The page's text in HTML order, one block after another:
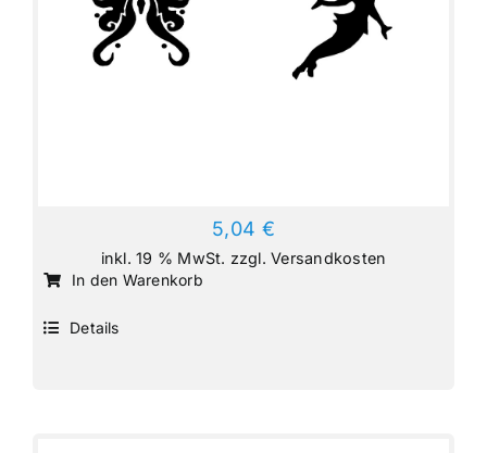
5,04 €
inkl. 19 % MwSt. zzgl.Versandkosten
In den Warenkorb
Details